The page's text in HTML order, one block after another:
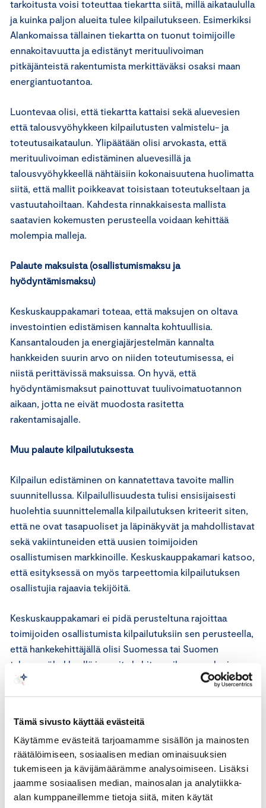
Tämä sivusto käyttää evästeitä
Käytämme evästeitä tarjoamamme sisällön ja mainosten
räätälöimiseen, sosiaalisen median ominaisuuksien
tukemiseen ja kävijämäärämme analysoimiseen. Lisäksi
jaamme sosiaalisen median, mainosalan ja analytiikka-
alan kumppaneillemme tietoja siitä, miten käytät
tarkoitusta voisi toteuttaa tiekartta siitä, millä aikataululla
ja kuinka paljon alueita tulee kilpailutukseen. Esimerkiksi
Alankomaissa tällainen tiekartta on tuonut toimijoille
ennakoitavuutta ja edistänyt merituulivoiman
pitkäjänteistä rakentumista merkittäväksi osaksi maan
energiantuotantoa.
Luontevaa olisi, että tiekartta kattaisi sekä aluevesien
että talousvyöhykkeen kilpailutusten valmistelu- ja
toteutusaikataulun. Ylipäätään olisi arvokasta, että
merituulivoiman edistäminen aluevesillä ja
talousvyöhykkeellä nähtäisiin kokonaisuutena huolimatta
siitä, että mallit poikkeavat toisistaan toteutukseltaan ja
vastuutahoiltaan. Kahdesta rinnakkaisesta mallista
saatavien kokemusten perusteella voidaan kehittää
molempia malleja.
Palaute maksuista (osallistumismaksu ja
hyödyntämismaksu)
Keskuskauppakamari toteaa, että maksujen on oltava
investointien edistämisen kannalta kohtuullisia.
Kansantalouden ja energiajärjestelmän kannalta
hankkeiden suurin arvo on niiden toteutumisessa, ei
niistä perittävissä maksuissa. On hyvä, että
hyödyntämismaksut painottuvat tuulivoimatuotannon
aikaan, jotta ne eivät muodosta rasitetta
rakentamisajalle.
Muu palaute kilpailutuksesta
Kilpailun edistäminen on kannatettava tavoite mallin
suunnitellussa. Kilpailullisuudesta tulisi ensisijaisesti
huolehtia suunnittelemalla kilpailutuksen kriteerit siten,
että ne ovat tasapuoliset ja läpinäkyvät ja mahdollistavat
sekä vakiintuneiden että uusien toimijoiden
osallistumisen markkinoille. Keskuskauppakamari katsoo,
että esityksessä on myös tarpeettomia kilpailutuksen
osallistujia rajaavia tekijöitä.
Keskuskauppakamari ei pidä perusteltuna rajoittaa
toimijoiden osallistumista kilpailutuksiin sen perusteella,
että hankekehittäjällä olisi Suomessa tai Suomen
talousvyöhykkeellä jo muita kehitysvaiheessa olevia
hankkeita. Säädöstä perustellaan sillä, että tällaisella
toimijalla ei välttämättä ole resursseja toteuttaa useita
riittävät takaamaan, että kilpailutukseen osallistuvat
toimijat pystyvät myös toteuttamaan hankkeen.
Samoin Keskuskauppakamari ei pidä tarpeellisena
kilpailutuksen keskeytystä kategorisesti pelkästään
kilpailutukseen osallistuvien määrän perusteella.